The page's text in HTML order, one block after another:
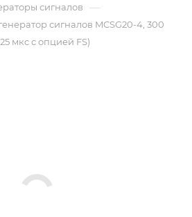
сигналов —
сигналов MCSG20-4, 300
мкс с опцией FS)